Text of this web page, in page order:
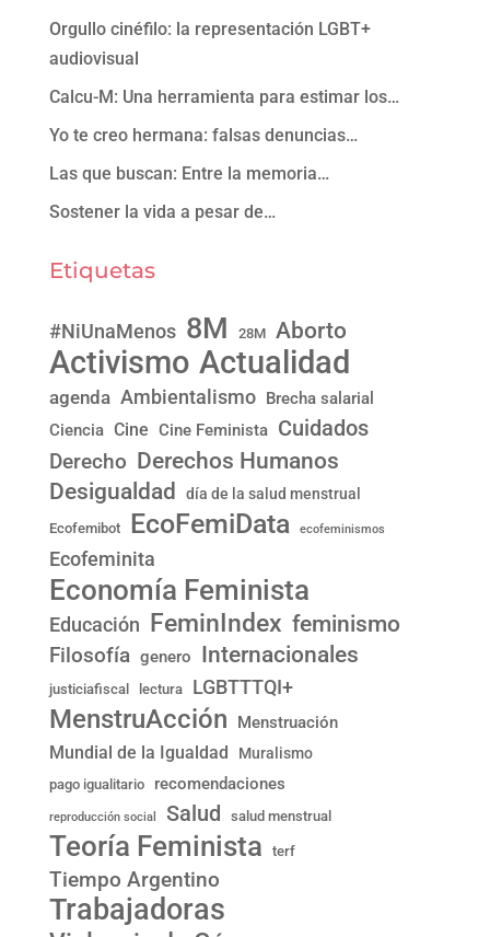
Orgullo cinéfilo: la representación LGBT+
audiovisual
Calcu-M: Una herramienta para estimar los…
Yo te creo hermana: falsas denuncias…
Las que buscan: Entre la memoria…
Sostener la vida a pesar de…
Etiquetas
#NiUnaMenos 8M 28M Aborto
Activismo Actualidad
agenda Ambientalismo Brecha salarial
Ciencia Cine Cine Feminista Cuidados
Derecho Derechos Humanos
Desigualdad día de la salud menstrual
Ecofemibot EcoFemiData ecofeminismos
Ecofeminita
Economía Feminista
Educación FeminIndex feminismo
Filosofía genero Internacionales
justiciafiscal lectura LGBTTTQI+
MenstruAcción Menstruación
Mundial de la Igualdad Muralismo
pago igualitario recomendaciones
reproducción social Salud salud menstrual
Teoría Feminista terf
Tiempo Argentino
Trabajadoras